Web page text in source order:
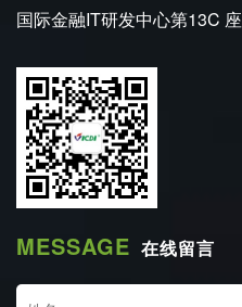
国际金融IT研发中心第13C 座
MESSAGE 在线留言